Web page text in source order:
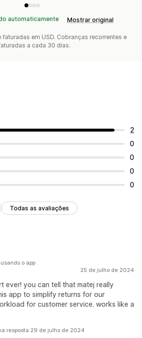
automaticamente Mostrar original
em USD. Cobranças recorrentes e
a cada 30 dias.
2
0
0
0
0
Todas as avaliações
25 de julho de 2024
ever! you can tell that matej really
app to simplify returns for our
for customer service. works like a
o app
resposta 29 de julho de 2024